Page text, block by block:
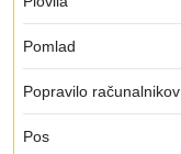
Pomlad
Popravilo računalnikov
Pos